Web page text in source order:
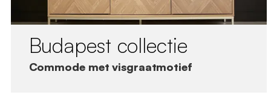
Budapest collectie
Commode met visgraatmotief